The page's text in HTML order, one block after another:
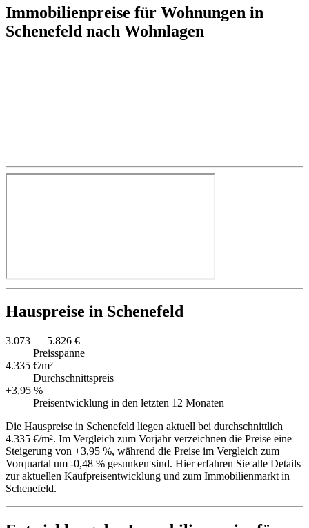
Immobilienpreise für Wohnungen in
Schenefeld nach Wohnlagen
Hauspreise in Schenefeld
3.073 – 5.826 €
Preisspanne
4.335 €/m²
Durchschnittspreis
+3,95 %
Preisentwicklung in den letzten 12 Monaten
Die Hauspreise in Schenefeld liegen aktuell bei durchschnittlich
4.335 €/m². Im Vergleich zum Vorjahr verzeichnen die Preise eine
Steigerung von +3,95 %, während die Preise im Vergleich zum
Vorquartal um -0,48 % gesunken sind. Hier erfahren Sie alle Details
zur aktuellen Kaufpreisentwicklung und zum Immobilienmarkt in
Schenefeld.